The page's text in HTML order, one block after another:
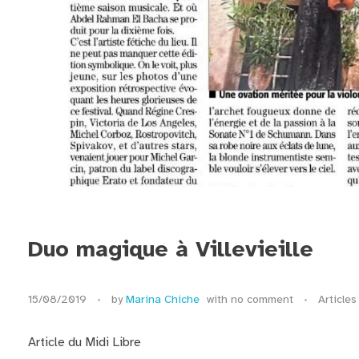
Duo magique à Villevieille
15/08/2019 by Marina Chiche with no comment Articles
Article du Midi Libre